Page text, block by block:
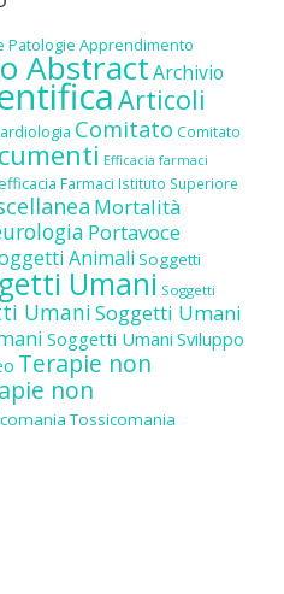
Patologie Apprendimento
AbstractArchivio
Articoli
Comitato Comitato
Efficacia farmaci
Farmaci Istituto Superiore
Mortalità
Portavoce
Animali Soggetti
Umani Soggetti
UmaniSoggetti Umani
Soggetti Umani Sviluppo
Terapie non
non
Tossicomania